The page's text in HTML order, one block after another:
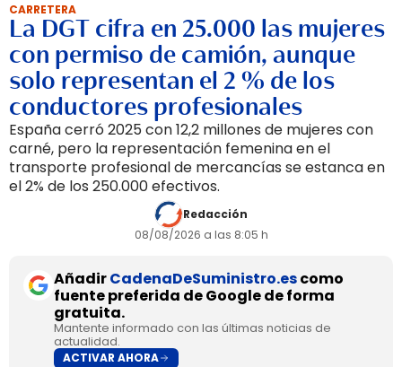
CARRETERA
La DGT cifra en 25.000 las mujeres
con permiso de camión, aunque
solo representan el 2 % de los
conductores profesionales
España cerró 2025 con 12,2 millones de mujeres con
carné, pero la representación femenina en el
transporte profesional de mercancías se estanca en
el 2% de los 250.000 efectivos.
Redacción
08/08/2026 a las 8:05 h
AñadirCadenaDeSuministro.escomo
fuente preferida de Google de forma
gratuita.
Mantente informado con las últimas noticias de
actualidad.
ACTIVAR AHORA